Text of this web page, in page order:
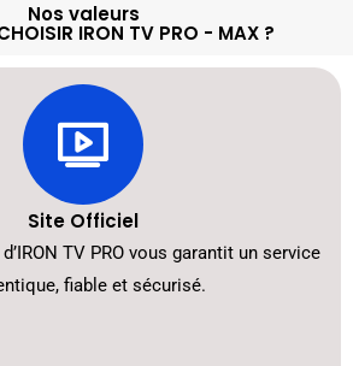
Nos valeurs
IRON TV PRO - MAX ?
Site Officiel
TV PRO vous garantit un service
fiable et sécurisé.